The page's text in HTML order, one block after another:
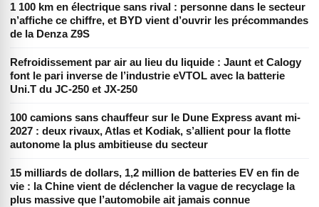
1 100 km en électrique sans rival : personne dans le secteur
n’affiche ce chiffre, et BYD vient d’ouvrir les précommandes
de la Denza Z9S
Refroidissement par air au lieu du liquide : Jaunt et Calogy
font le pari inverse de l’industrie eVTOL avec la batterie
Uni.T du JC-250 et JX-250
100 camions sans chauffeur sur le Dune Express avant mi-
2027 : deux rivaux, Atlas et Kodiak, s’allient pour la flotte
autonome la plus ambitieuse du secteur
15 milliards de dollars, 1,2 million de batteries EV en fin de
vie : la Chine vient de déclencher la vague de recyclage la
plus massive que l’automobile ait jamais connue